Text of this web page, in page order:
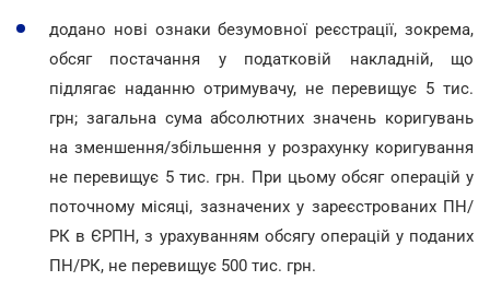
додано нові ознаки безумовної реєстрації, зокрема,
обсяг постачання у податковій накладній, що
підлягає наданню отримувачу, не перевищує 5 тис.
грн; загальна сума абсолютних значень коригувань
на зменшення/збільшення у розрахунку коригування
не перевищує 5 тис. грн. При цьому обсяг операцій у
поточному місяці, зазначених у зареєстрованих ПН/
РК в ЄРПН, з урахуванням обсягу операцій у поданих
ПН/РК, не перевищує 500 тис. грн.